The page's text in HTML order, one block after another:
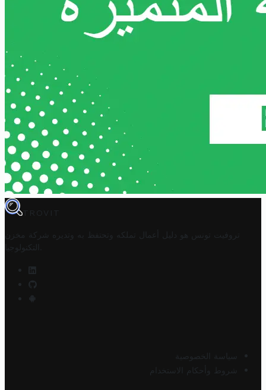
TROVIT
تروفيت تونس هو دليل أعمال تملكه وتحتفظ به وتديره
شركة مخزن
التكنولوجيا
سياسة الخصوصية
شروط وأحكام الاستخدام